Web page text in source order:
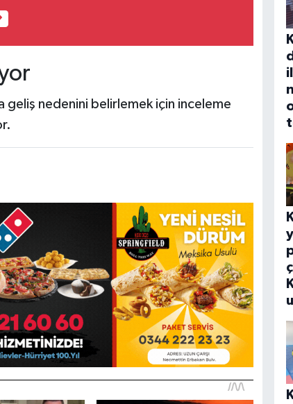
geliş nedenini belirlemek için inceleme